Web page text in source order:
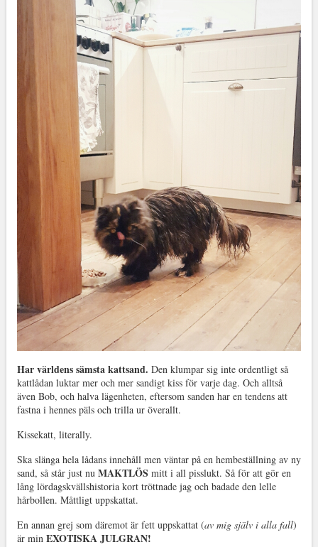
Har världens sämsta kattsand. Den klumpar sig inte ordentligt så
kattlådan luktar mer och mer sandigt kiss för varje dag. Och alltså
även Bob, och halva lägenheten, eftersom sanden har en tendens att
fastna i hennes päls och trilla ur överallt.
Kissekatt, literally.
Ska slänga hela lådans innehåll men väntar på en hembeställning av ny
sand, så står just nu MAKTLÖS mitt i all pisslukt. Så för att gör en
lång lördagskvällshistoria kort tröttnade jag och badade den lelle
hårbollen. Måttligt uppskattat.
En annan grej som däremot är fett uppskattat (av mig själv i alla fall)
är min EXOTISKA JULGRAN!